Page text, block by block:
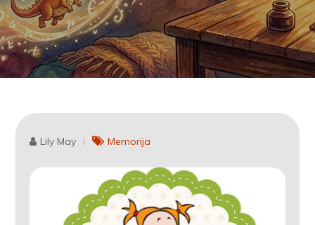
Lily May Memorija